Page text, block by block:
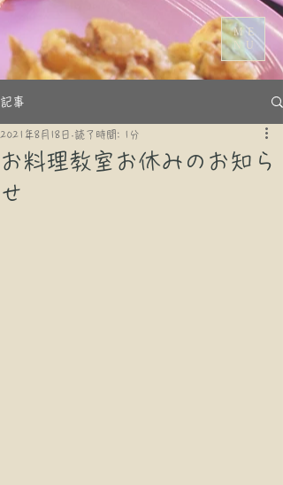
ME
NU
記事
お料理教室お休みのお知ら
せ
2021年8月18日 読了時間: 1分